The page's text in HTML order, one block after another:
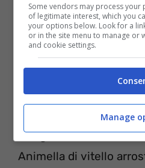
Vitello alla milanese,
ciliegie – 48 euro
Animella di vitello
Some vendors may process
of legitimate interest, which you
your options below. Look for a
or in the site menu to manage or
and cookie settings.
Manage